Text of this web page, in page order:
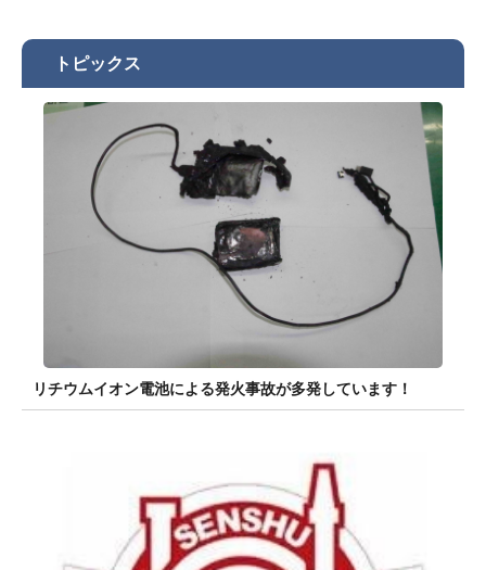
トピックス
リチウムイオン電池による発火事故が多発しています！